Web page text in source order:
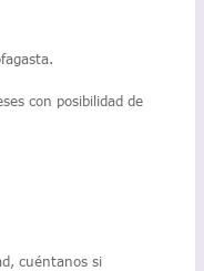
con posibilidad de
cuéntanos si